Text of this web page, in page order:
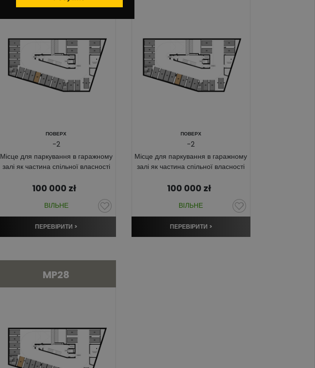
ПОВЕРХ
-2
Місце для паркування в гаражному
залі як частина спільної власності
100 000 zł
ВІЛЬНЕ
ПЕРЕВІРИТИ >
ПОВЕРХ
-2
Місце для паркування в гаражному
залі як частина спільної власності
100 000 zł
ВІЛЬНЕ
ПЕРЕВІРИТИ >
MP28